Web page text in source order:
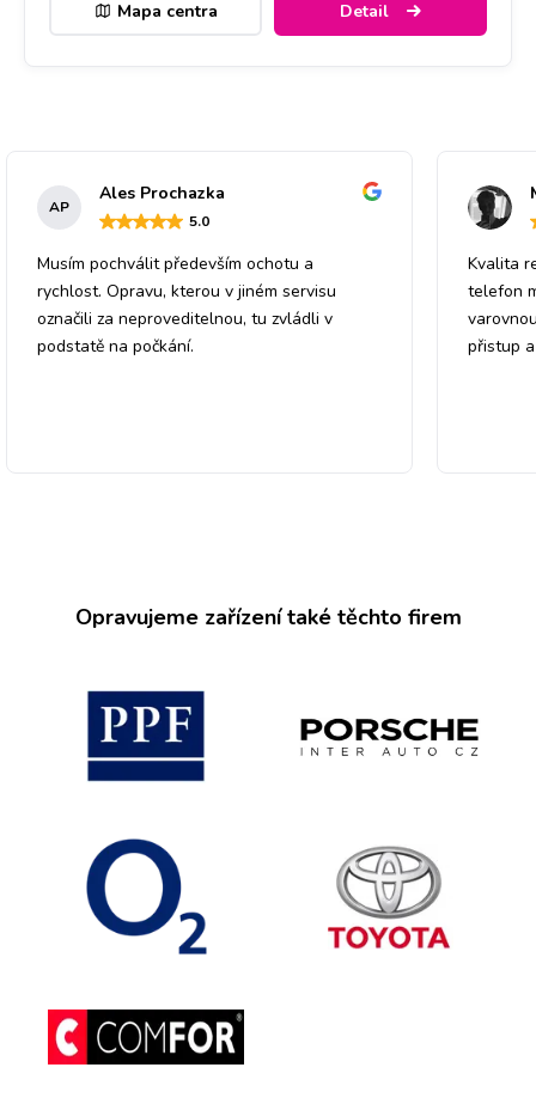
Mapa centra Detail
AP
Ales Prochazka
5.0
Musím pochválit především ochotu a
rychlost. Opravu, kterou v jiném servisu
označili za neproveditelnou, tu zvládli v
podstatě na počkání.
Kvalita
telefon
přistup
Opravujeme zařízení také těchto firem